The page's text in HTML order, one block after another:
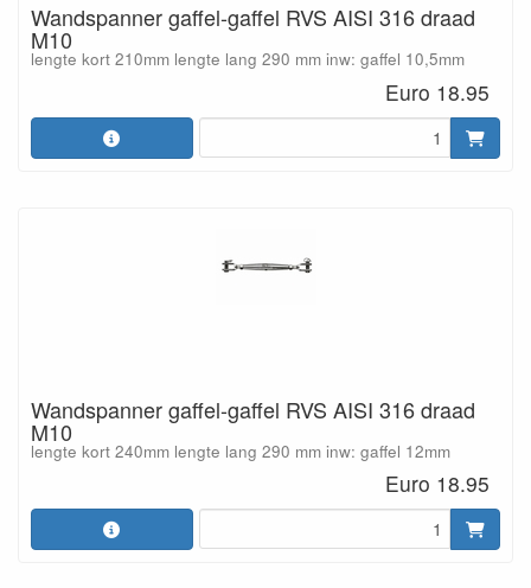
Wandspanner gaffel-gaffel RVS AISI 316 draad
M10
lengte kort 210mm lengte lang 290 mm inw: gaffel 10,5mm
Euro 18.95
Wandspanner gaffel-gaffel RVS AISI 316 draad
M10
lengte kort 240mm lengte lang 290 mm inw: gaffel 12mm
Euro 18.95